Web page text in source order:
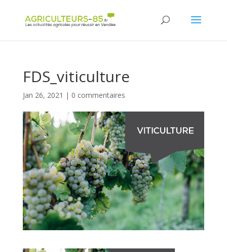
FDS_viticulture
Jan 26, 2021 | 0 commentaires